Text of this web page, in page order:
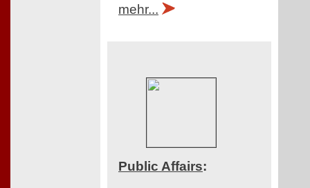
mehr...
Public Affairs: